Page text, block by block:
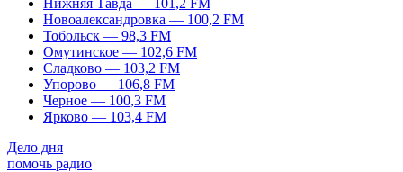
Нижняя Тавда — 101,2 FM
Новоалександровка — 100,2 FM
Тобольск — 98,3 FM
Омутинское — 102,6 FM
Сладково — 103,2 FM
Упорово — 106,8 FM
Черное — 100,3 FM
Ярково — 103,4 FM
Дело дня
помочь радио